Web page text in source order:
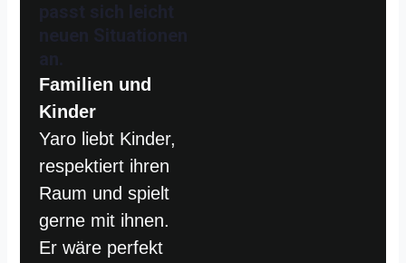
passt sich leicht
neuen Situationen
an.
Familien und
Kinder
Yaro liebt Kinder,
respektiert ihren
Raum und spielt
gerne mit ihnen.
Er wäre perfekt